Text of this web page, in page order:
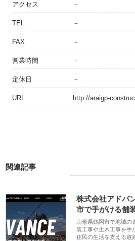
アクセス －
TEL －
FAX －
営業時間 －
定休日 －
URL http://araigp-
関連記事
株式会社アドバ
市で手がける舗
山形県鶴岡市で地域の
装工事や土木工事を手
住民の生活を支える道